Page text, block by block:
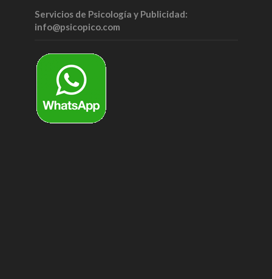
Servicios de Psicología y Publicidad:
info@psicopico.com